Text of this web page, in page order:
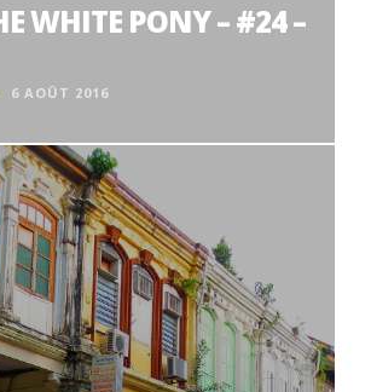
WHITE PONY – #24 –
6 AOÛT 2016